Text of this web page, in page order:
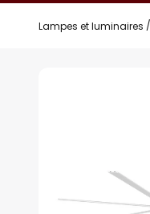
Lampes et luminaires
images